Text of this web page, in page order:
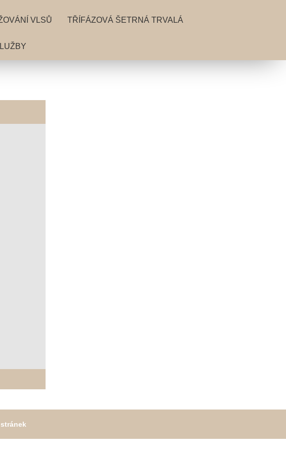
VLSŮ TŘÍFÁZOVÁ ŠETRNÁ TRVALÁ